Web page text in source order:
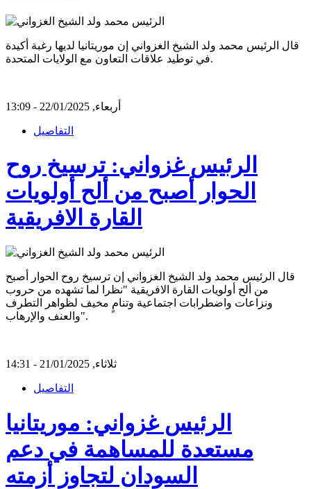
قال الرئيس محمد ولد الشيخ الغزواني إن موريتانيا لديها رغبة أكيدة
في توطيد علاقات التعاون مع الولايات المتحدة.
أربعاء, 22/01/2025 - 13:09
التفاصيل
الرئيس غزواني: ترسيخ روح
الحوار أصبح من ألح أولويات
القارة الافريقية
قال الرئيس محمد ولد الشيخ الغزواني إن ترسيخ روح الحوار أصبح
من ألح أولويات القارة الافريقية "نظرا لما تشهده من حروب
ونزاعات واضطرابات اجتماعية وتنامٍ مخيف لظواهر التطرف
والعنف والإرهاب".
ثلاثاء, 21/01/2025 - 14:31
التفاصيل
الرئيس غزواني: موريتانيا
مستعدة للمساهمة في دعم
السودان لتجاوز أزمته